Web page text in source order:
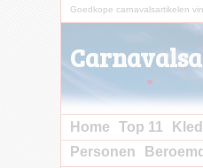
Goedkope carnavalsartikelen
Home Top 11
Personen